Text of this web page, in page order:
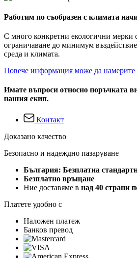
Работим по съобразен с климата
С много конкретни екологични мерки
ограничаване до минимум
среда и климата.
Повече информация може да намерите
Имате въпроси относно поръчката
нашия екип.
Контакт
Доказано качество
Безопасно и надеждно пазаруване
България: Безплатна
Безплатно връщане
Ние доставяме в над 40 страни
Платете удобно с
Наложен платеж
Банков превод